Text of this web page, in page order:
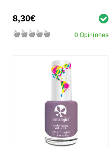
8,30€
0 Opiniones